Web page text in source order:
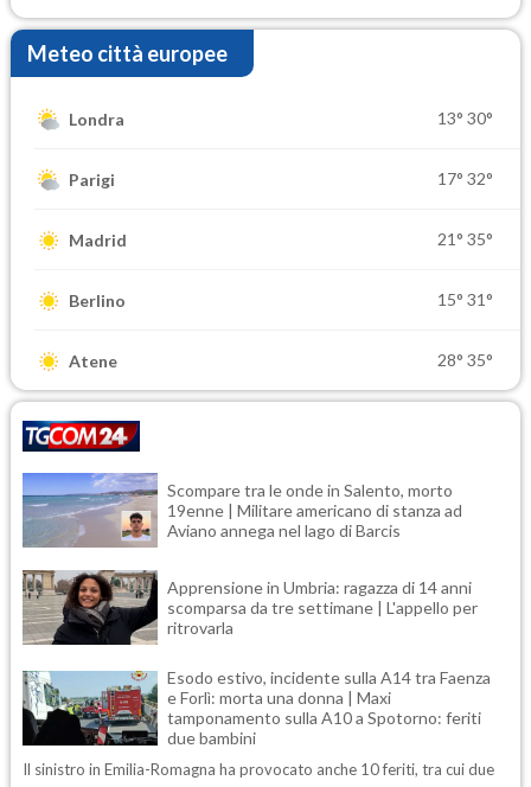
Meteo città europee
Londra 13° 30°
Parigi 17° 32°
Madrid 21° 35°
Berlino 15° 31°
Atene 28° 35°
Scompare tra le onde in Salento, morto
19enne | Militare americano di stanza ad
Aviano annega nel lago di Barcis
Apprensione in Umbria: ragazza di 14 anni
scomparsa da tre settimane | L'appello per
ritrovarla
Esodo estivo, incidente sulla A14 tra Faenza
e Forlì: morta una donna | Maxi
tamponamento sulla A10 a Spotorno: feriti
due bambini
Il sinistro in Emilia-Romagna ha provocato anche 10 feriti, tra cui due